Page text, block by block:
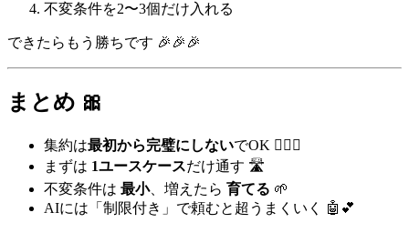
不変条件を2〜3個だけ入れる
できたらもう勝ちです 🎉🎉🎉
まとめ 🎀
集約は最初から完璧にしないでOK 🙆‍♀️✨
まずは 1ユースケースだけ通す 🛣️
不変条件は 最小、増えたら 育てる 🌱
AIには「制限付き」で頼むと超うまくいく 🤖💕